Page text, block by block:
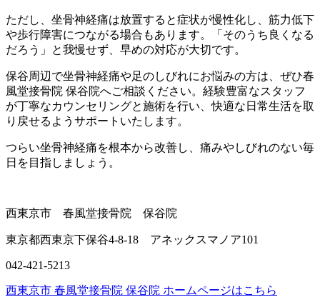
ただし、坐骨神経痛は放置すると症状が慢性化し、筋力低下
や歩行障害につながる場合もあります。「そのうち良くなる
だろう」と我慢せず、早めの対応が大切です。
保谷周辺で坐骨神経痛や足のしびれにお悩みの方は、ぜひ春
風堂接骨院 保谷院へご相談ください。経験豊富なスタッフ
が丁寧なカウンセリングと施術を行い、快適な日常生活を取
り戻せるようサポートいたします。
つらい坐骨神経痛を根本から改善し、痛みやしびれのない毎
日を目指しましょう。
西東京市 春風堂接骨院 保谷院
東京都西東京下保谷4-8-18 アネックスマノア101
042-421-5213
西東京市 春風堂接骨院 保谷院 ホームページはこちら